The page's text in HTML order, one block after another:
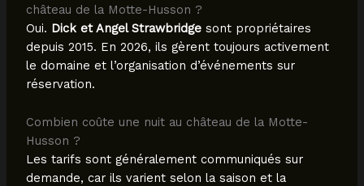
château de la Motte-Husson ?
Oui. Dick et Angel Strawbridgesont propriétaires
depuis 2015. En 2026, ils gèrent toujours activement
le domaine et l’organisation d’événements sur
réservation.
Combien coûte une nuit au château de la Motte-
Husson ?
Les tarifs sont généralement communiqués sur
demande, car ils varient selon la saison et la